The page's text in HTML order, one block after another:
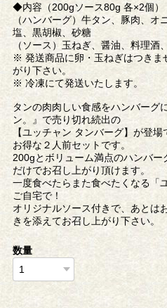
◆内容（200gソース80g 各×2個）
（ハンバーグ）牛タン、豚肉、
塩、黒胡椒、砂糖
（ソース）玉ねぎ、醤油、料理酒
※ 発送商品に卵・玉ねぎはつきま
がり下さい。
※ 冷凍にて発送いたします。
タンの肉肉しい食感をハンバー
ン。』で売り切れ続出の
【ユッチャン タンバーグ】が登場
お得な２人前セットです。
200gとボリューム満点のハンバー
だけでお召し上がり頂けます。
一度食べたらまた食べたくなる「
ご自宅で！
オリジナルソース付きで、あとは
きを添えてお召し上がり下さい。
数量